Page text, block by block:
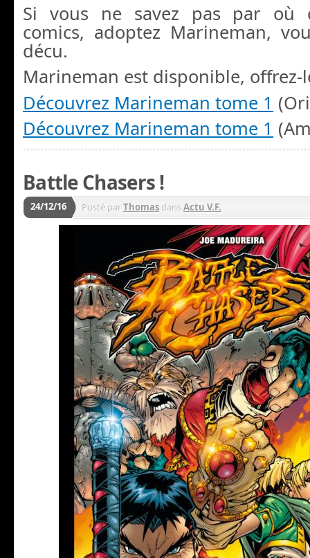
Si vous ne savez pas par où
comics, adoptez Marineman,
décu.
Marineman est disponible, offrez-
Découvrez Marineman tome 1
Découvrez Marineman tome 1
Battle Chasers !
24/12/16 Posté parThomas dansActu V.F.